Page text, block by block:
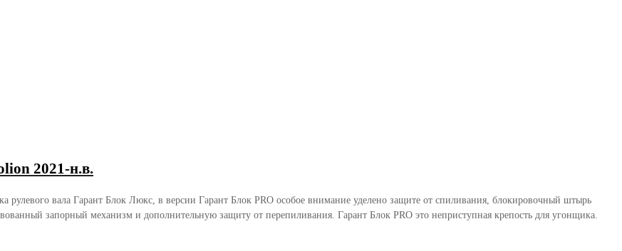
2021-н.в.
рулевого вала Гарант Блок Люкс, в версии Гарант Блок PRO особое внимание уделено защите от спиливания, блокировочный штырь
запорный механизм и дополнительную защиту от перепиливания. Гарант Блок PRO это неприступная крепость для угонщика.